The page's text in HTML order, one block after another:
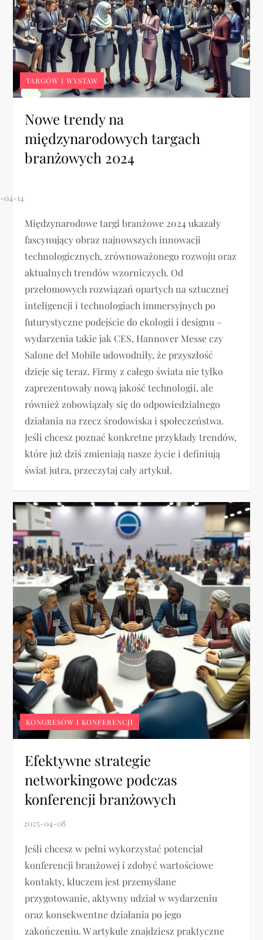
TARGÓW I WYSTAW
Nowe trendy na
międzynarodowych targach
branżowych 2024
Międzynarodowe targi branżowe 2024 ukazały
fascynujący obraz najnowszych innowacji
technologicznych, zrównoważonego rozwoju oraz
aktualnych trendów wzorniczych. Od
przełomowych rozwiązań opartych na sztucznej
inteligencji i technologiach immersyjnych po
futurystyczne podejście do ekologii i designu –
wydarzenia takie jak CES, Hannover Messe czy
Salone del Mobile udowodniły, że przyszłość
dzieje się teraz. Firmy z całego świata nie tylko
zaprezentowały nową jakość technologii, ale
również zobowiązały się do odpowiedzialnego
działania na rzecz środowiska i społeczeństwa.
Jeśli chcesz poznać konkretne przykłady trendów,
które już dziś zmieniają nasze życie i definiują
świat jutra, przeczytaj cały artykuł.
KONGRESÓW I KONFERENCJI
Efektywne strategie
networkingowe podczas
konferencji branżowych
Jeśli chcesz w pełni wykorzystać potencjał
konferencji branżowej i zdobyć wartościowe
kontakty, kluczem jest przemyślane
przygotowanie, aktywny udział w wydarzeniu
oraz konsekwentne działania po jego
zakończeniu. W artykule znajdziesz praktyczne